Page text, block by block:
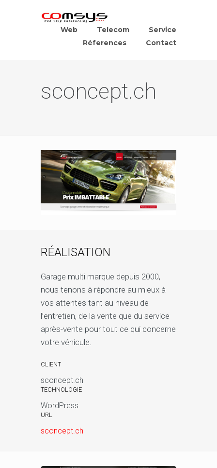
Web Telecom
Service
Réferences
Contact
sconcept.ch
RÉALISATION
Garage multi marque depuis 2000,
nous tenons à répondre au mieux à
vos attentes tant au niveau de
l’entretien, de la vente que du service
après-vente pour tout ce qui concerne
votre véhicule.
CLIENT
sconcept.ch
TECHNOLOGIE
WordPress
URL
sconcept.ch